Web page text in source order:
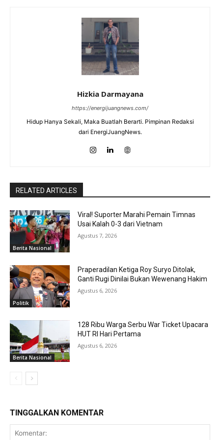
Hizkia Darmayana
https://energijuangnews.com/
Hidup Hanya Sekali, Maka Buatlah Berarti. Pimpinan Redaksi
dari EnergiJuangNews.
RELATED ARTICLES
Berita Nasional
Viral! Suporter Marahi Pemain Timnas
Usai Kalah 0-3 dari Vietnam
Agustus 7, 2026
Politik
Praperadilan Ketiga Roy Suryo Ditolak,
Ganti Rugi Dinilai Bukan Wewenang Hakim
Agustus 6, 2026
Berita Nasional
128 Ribu Warga Serbu War Ticket Upacara
HUT RI Hari Pertama
Agustus 6, 2026
TINGGALKAN KOMENTAR